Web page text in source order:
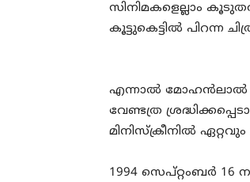
സിനിമകളെല്ലാം
കൂട്ടുകെട്ടിൽ പിറന്ന
എന്നാൽ മോഹൻലാൽ
വേണ്ടത്ര
മിനിസ്‌ക്രീനിൽ ഏറ്റവും
1994 സെപ്റ്റംബർ 16